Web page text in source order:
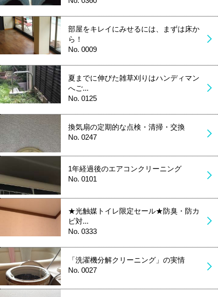
部屋をキレイにみせるには、まずは床か
ら！
No. 0009
夏までに伸びた雑草刈りはハンディマン
へご...
No. 0125
換気扇の定期的な点検・清掃・交換
No. 0247
1年経過後のエアコンクリーニング
No. 0101
★光触媒トイレ限定セール★防臭・防カ
ビ対...
No. 0333
「洗濯機分解クリーニング」の実情
No. 0027